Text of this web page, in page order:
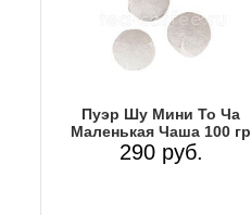
Пуэр Шу Мини То Ча
Маленькая Чаша 100 гр
290 руб.